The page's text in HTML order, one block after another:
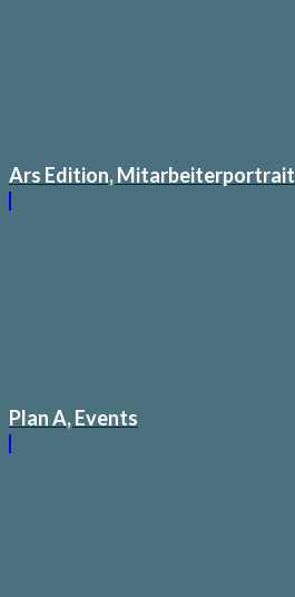
Ars Edition, Mitarbeiterportrait
Plan A, Events